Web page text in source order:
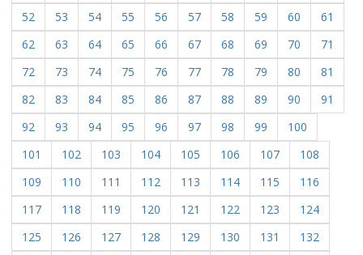
52
53 54 55 56 57 58 59 60
61
62
63 64 65 66 67 68 69 70
71
72
73 74 75 76 77 78 79 80
81
82
83 84 85 86 87 88 89 90
91
92
93 94 95 96 97 98 99
100
101
102 103 104 105 106 107
108
109
110 111 112 113 114 115
116
117
118 119 120 121 122 123
124
125
126 127 128 129 130 131
132